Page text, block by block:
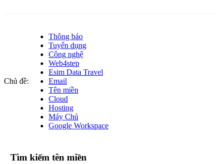
Chủ đề:
Thông báo
Tuyển dụng
Công nghệ
Web4step
Esim Data Travel
Email
Tên miền
Cloud
Hosting
Máy Chủ
Google Workspace
Tìm kiếm tên miền